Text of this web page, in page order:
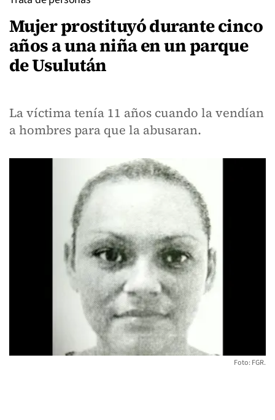
Mujer prostituyó durante cinco
años a una niña en un parque
de Usulután
La víctima tenía 11 años cuando la vendían
a hombres para que la abusaran.
Foto: FGR.